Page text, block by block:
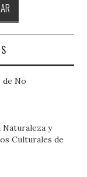
No
Naturaleza y
Culturales de